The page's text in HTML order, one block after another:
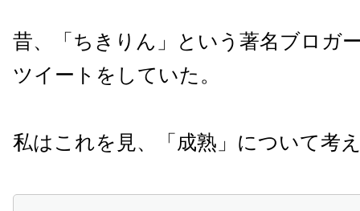
昔、「ちきりん」という著名ブロガ
ツイートをしていた。
私はこれを見、「成熟」について考